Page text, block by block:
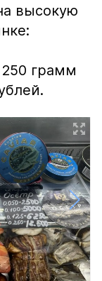
высокую
грамм